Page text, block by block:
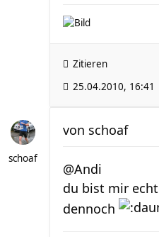
Zitieren
25.04.2010, 16:41
schoaf
von schoaf
@Andi
du bist mir
dennoch